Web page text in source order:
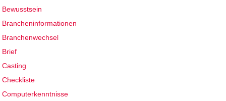
Bewusstsein
Brancheninformationen
Branchenwechsel
Brief
Casting
Checkliste
Computerkenntnisse